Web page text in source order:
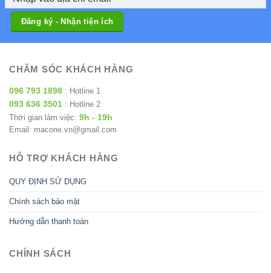
CHĂM SÓC KHÁCH HÀNG
096 793 1898 : Hotline 1
093 636 3501 : Hotline 2
Thời gian làm việc: 9h - 19h
Email: macone.vn@gmail.com
HỖ TRỢ KHÁCH HÀNG
QUY ĐỊNH SỬ DỤNG
Chính sách bảo mật
Hướng dẫn thanh toán
CHÍNH SÁCH